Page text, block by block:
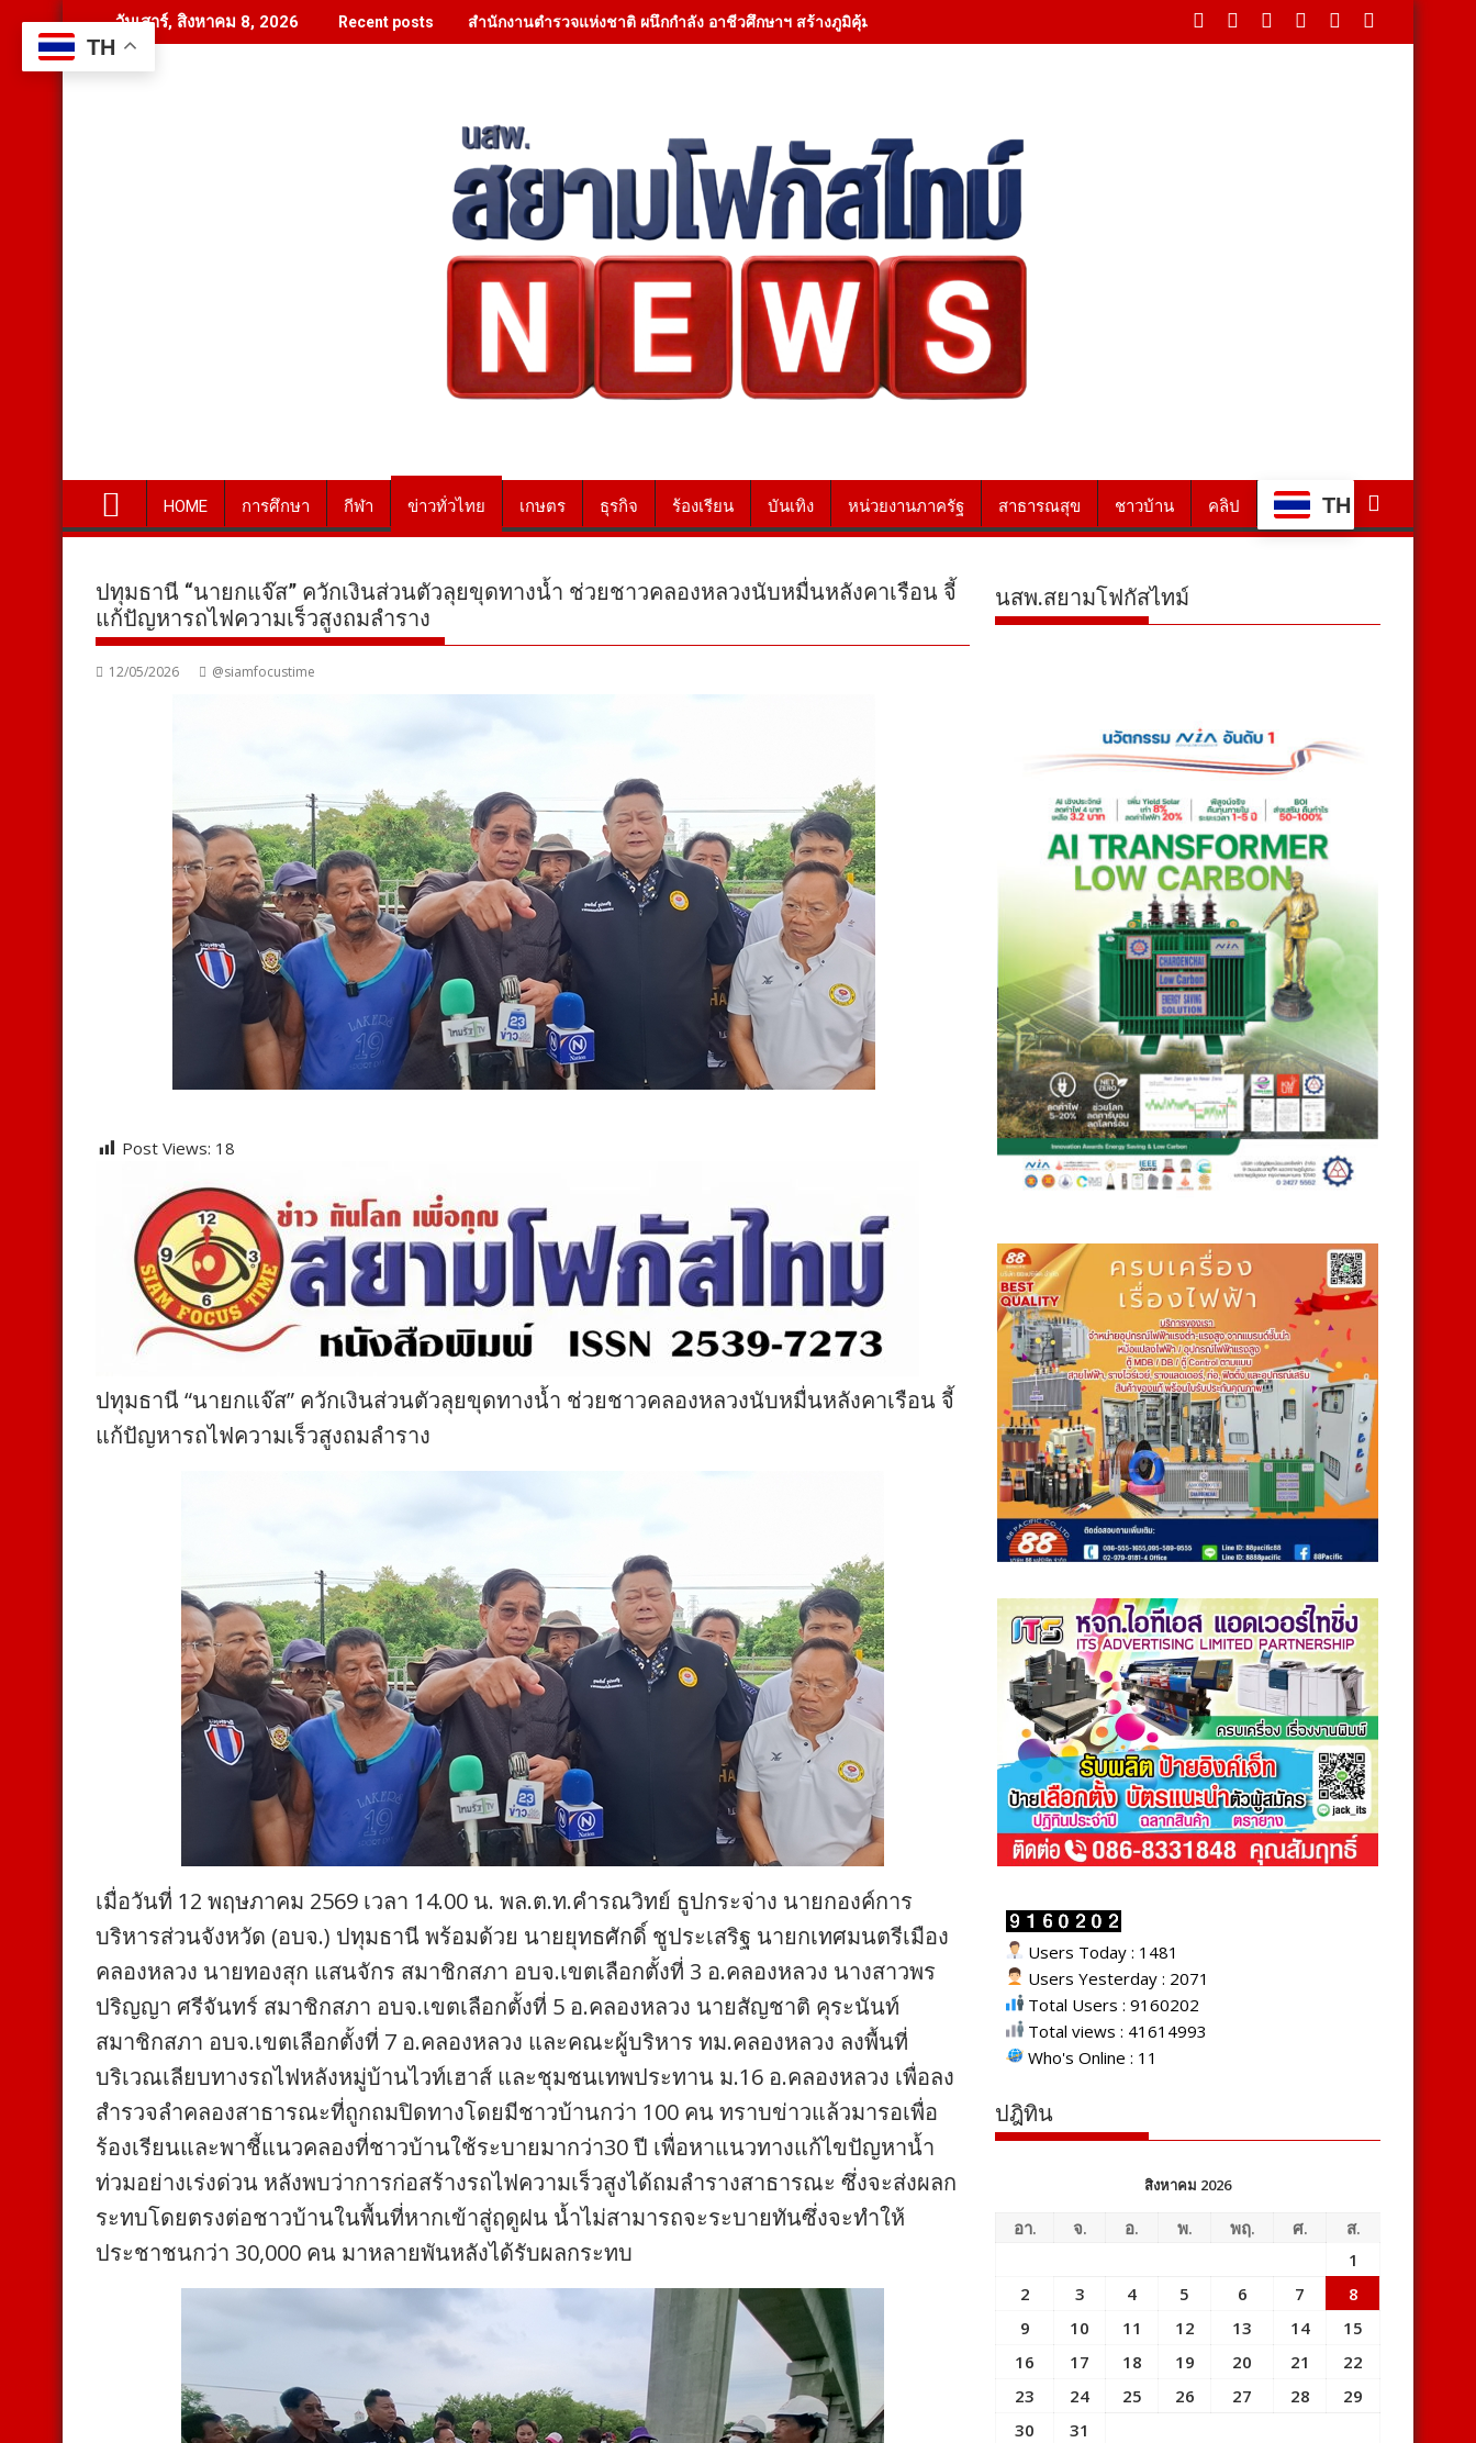
to
content
วันเสาร์, สิงหาคม 8, 2026 Recent posts สำนักงานตำรวจแห่งชาติ ผนึกกำลัง อาชีวศึกษาฯ สร้างภูมิคุ้มกันไซเบอร์ เจาะกลุ่มเยาวชน-นักศึกษา กว่า 8 แสนคน
HOME การศึกษา กีฬา ข่าวทั่วไทย เกษตร ธุรกิจ ร้องเรียน บันเทิง หน่วยงานภาครัฐ สาธารณสุข ชาวบ้าน คลิป TH
ปทุมธานี “นายกแจ๊ส” ควักเงินส่วนตัวลุยขุดทางน้ำ ช่วยชาวคลองหลวงนับหมื่นหลังคาเรือน จี้
แก้ปัญหารถไฟความเร็วสูงถมลำราง
12/05/2026 @siamfocustime
Post Views: 18
ปทุมธานี “นายกแจ๊ส” ควักเงินส่วนตัวลุยขุดทางน้ำ ช่วยชาวคลองหลวงนับหมื่นหลังคาเรือน จี้
แก้ปัญหารถไฟความเร็วสูงถมลำราง
เมื่อวันที่ 12 พฤษภาคม 2569 เวลา 14.00 น. พล.ต.ท.คำรณวิทย์ ธูปกระจ่าง นายกองค์การ
บริหารส่วนจังหวัด (อบจ.) ปทุมธานี พร้อมด้วย นายยุทธศักดิ์ ชูประเสริฐ นายกเทศมนตรีเมือง
คลองหลวง นายทองสุก แสนจักร สมาชิกสภา อบจ.เขตเลือกตั้งที่ 3 อ.คลองหลวง นางสาวพร
ปริญญา ศรีจันทร์ สมาชิกสภา อบจ.เขตเลือกตั้งที่ 5 อ.คลองหลวง นายสัญชาติ คุระนันท์
สมาชิกสภา อบจ.เขตเลือกตั้งที่ 7 อ.คลองหลวง และคณะผู้บริหาร ทม.คลองหลวง ลงพื้นที่
บริเวณเลียบทางรถไฟหลังหมู่บ้านไวท์เฮาส์ และชุมชนเทพประทาน ม.16 อ.คลองหลวง เพื่อลง
สำรวจลำคลองสาธารณะที่ถูกถมปิดทางโดยมีชาวบ้านกว่า 100 คน ทราบข่าวแล้วมารอเพื่อ
ร้องเรียนและพาชี้แนวคลองที่ชาวบ้านใช้ระบายมากว่า30 ปี เพื่อหาแนวทางแก้ไขปัญหาน้ำ
ท่วมอย่างเร่งด่วน หลังพบว่าการก่อสร้างรถไฟความเร็วสูงได้ถมลำรางสาธารณะ ซึ่งจะส่งผลก
ระทบโดยตรงต่อชาวบ้านในพื้นที่หากเข้าสู่ฤดูฝน น้ำไม่สามารถจะระบายทันซึ่งจะทำให้
ประชาชนกว่า 30,000 คน มาหลายพันหลังได้รับผลกระทบ
นสพ.สยามโฟกัสไทม์
Users Today : 1481
Users Yesterday : 2071
Total Users : 9160202
Total views : 41614993
Who's Online : 11
ปฎิทิน
สิงหาคม 2026
อา. จ. อ. พ. พฤ. ศ.
ส.
1
2
3 4 5 6 7
8
9
10 11 12 13 14
15
16
17 18 19 20 21
22
23
24 25 26 27 28
29
30
31
TH